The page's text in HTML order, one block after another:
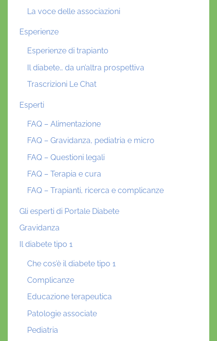
La voce delle associazioni
Esperienze
Esperienze di trapianto
Il diabete… da un’altra prospettiva
Trascrizioni Le Chat
Esperti
FAQ – Alimentazione
FAQ – Gravidanza, pediatria e micro
FAQ – Questioni legali
FAQ – Terapia e cura
FAQ – Trapianti, ricerca e complicanze
Gli esperti di Portale Diabete
Gravidanza
Il diabete tipo 1
Che cos’è il diabete tipo 1
Complicanze
Educazione terapeutica
Patologie associate
Pediatria